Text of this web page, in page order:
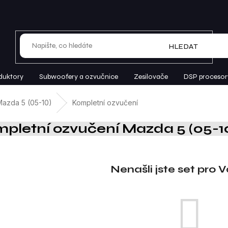
HLEDAT
Subwoofery a ozvučnice Zesilovače DSP
5 (05-10) Kompletní ozvučení
ozvučení Mazda 5 (05-
Nenašli jste set pro